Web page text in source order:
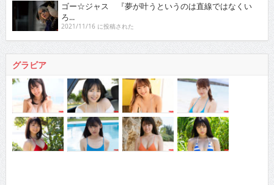
ゴー☆ジャス 『夢が叶うというのは直線ではなくい
ろ...
2021/11/16 に投稿された
グラビア